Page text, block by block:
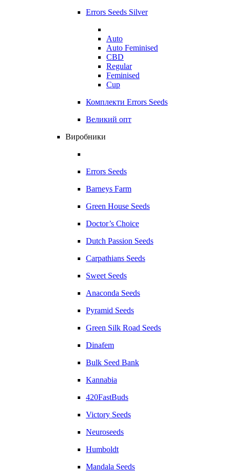
Errors Seeds Silver
Auto
Auto Feminised
CBD
Regular
Feminised
Cup
Комплекти Errors Seeds
Великий опт
Виробники
Errors Seeds
Barneys Farm
Green House Seeds
Doctor’s Choice
Dutch Passion Seeds
Carpathians Seeds
Sweet Seeds
Anaconda Seeds
Pyramid Seeds
Green Silk Road Seeds
Dinafem
Bulk Seed Bank
Kannabia
420FastBuds
Victory Seeds
Neuroseeds
Humboldt
Mandala Seeds